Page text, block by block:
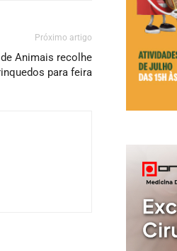
Próximo artigo
Animais recolhe
para feira